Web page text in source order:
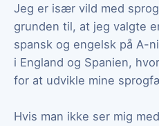
Jeg er især vild med
grunden til, at jeg valgte
spansk og engelsk på A-
i England og Spanien,
for at udvikle mine
Hvis man ikke ser mig